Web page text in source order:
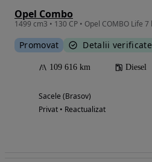
Opel Combo
Promovat Detalii verificate
109 616 km Diesel
Sacele (Brasov)
Privat • Reactualizat